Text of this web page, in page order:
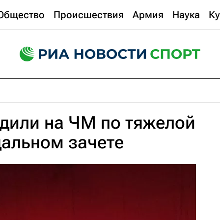
Происшествия Армия Наука
на ЧМ по тяжелой
зачете